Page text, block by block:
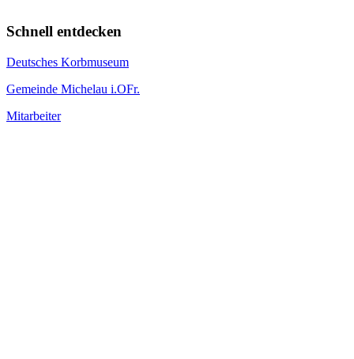
Schnell entdecken
Deutsches Korbmuseum
Gemeinde Michelau i.OFr.
Mitarbeiter